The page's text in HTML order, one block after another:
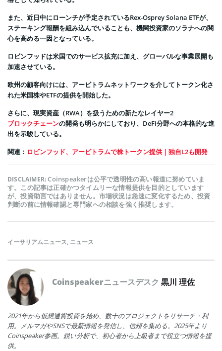
また、近日中にローンチが予定されているRex-Osprey Solana ETFが、
ステーキング報酬を組み込んでいることも、機関投資家のソラナへの関
心を高める一因となっている。
ロビンフッドは米国でのサービス拡充に加え、グローバルな事業展開も
加速させている。
欧州の顧客向けには、アービトラムネットワークを介してトークン化さ
れた米国株やETFの提供を開始した。
さらに、現実資産（RWA）を扱うための新たなレイヤー2
ブロックチェーンの開発も明らかにしており、DeFi分野への本格的な進
出を示唆している。
関連： ロビンフッド、アービトラムで株トークン提供｜独自L2も開発
DISCLAIMER:Coinspeakerは公平で透明性の高い報道に努めていま
す。この記事は正確かつタイムリーな情報提供を目的としています
が、投資助言ではありません。市場状況は急速に変化するため、投資
判断の前に情報確認と専門家への相談を強く推奨します。
イーサリアムニュース, ニュース
Coinspeakerニュースデスク 黒川 理佐
2021年から仮想通貨投資を始め、数十のプロジェクトをリサーチ・利
用。メルマガやSNSで最新情報を発信し、信頼を集める。2025年より
Coinspeaker参画。鋭い分析で、初心者から上級者まで役立つ情報を提
供。